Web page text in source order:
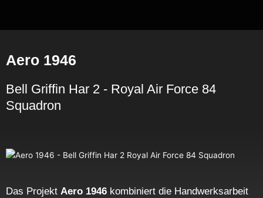
springen
Aero 1946
Bell Griffin Har 2 - Royal Air Force 84
Squadron
Das Projekt Aero 1946 kombiniert die Handwerksarbeit